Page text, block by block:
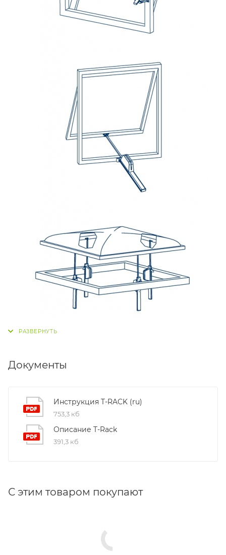
Документы
Инструкция T-RACK (ru)
753,3 кб
Описание T-Rack
391,3 кб
С этим товаром покупают